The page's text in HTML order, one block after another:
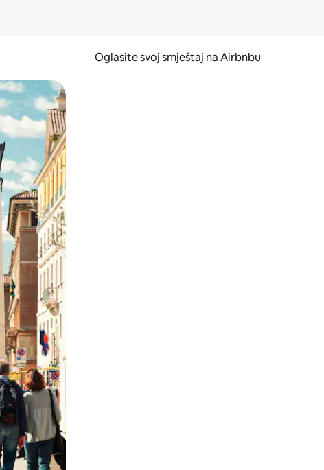
Oglasite svoj smještaj na Airbnbu